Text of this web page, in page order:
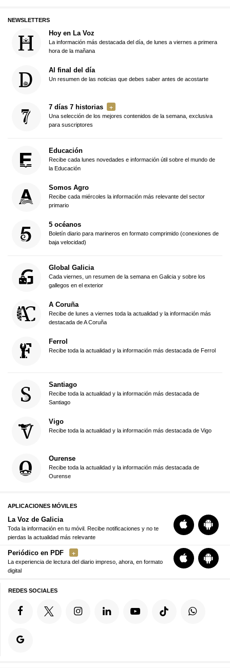
NEWSLETTERS
Hoy en La Voz
La información más destacada del día, de lunes a viernes a primera
hora de la mañana
Al final del día
Un resumen de las noticias que debes saber antes de acostarte
7 días 7 historias
Una selección de los mejores contenidos de la semana, exclusiva
para suscriptores
Educación
Recibe cada lunes novedades e información útil sobre el mundo de
la Educación
Somos Agro
Recibe cada miércoles la información más relevante del sector
primario
5 océanos
Boletín diario para marineros en formato comprimido (conexiones de
baja velocidad)
Global Galicia
Cada viernes, un resumen de la semana en Galicia y sobre los
gallegos en el exterior
A Coruña
Recibe de lunes a viernes toda la actualidad y la información más
destacada de A Coruña
Ferrol
Recibe toda la actualidad y la información más destacada de Ferrol
Santiago
Recibe toda la actualidad y la información más destacada de
Santiago
Vigo
Recibe toda la actualidad y la información más destacada de Vigo
Ourense
Recibe toda la actualidad y la información más destacada de
Ourense
APLICACIONES MÓVILES
La Voz de Galicia
Toda la información en tu móvil. Recibe notificaciones y no te
pierdas la actualidad más relevante
Periódico en PDF
La experiencia de lectura del diario impreso, ahora, en formato
digital
REDES SOCIALES